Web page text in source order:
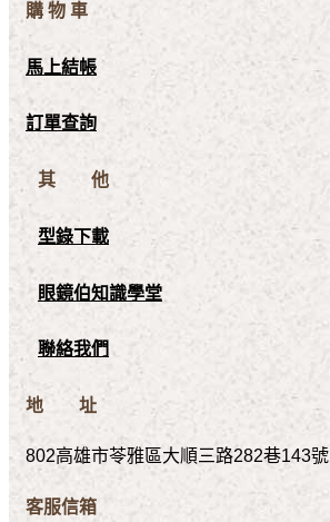
購 物 車
馬上結帳
訂單查詢
其 他
型錄下載
眼鏡伯知識學堂
聯絡我們
地 址
802高雄市苓雅區大順三路282巷143號
客服信箱